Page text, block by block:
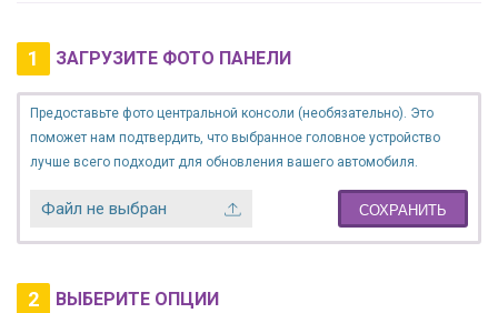
1 ЗАГРУЗИТЕ ФОТО ПАНЕЛИ
Предоставьте фото центральной консоли (необязательно). Это
поможет нам подтвердить, что выбранное головное устройство
лучше всего подходит для обновления вашего автомобиля.
Файл не выбран СОХРАНИТЬ
2 ВЫБЕРИТЕ ОПЦИИ